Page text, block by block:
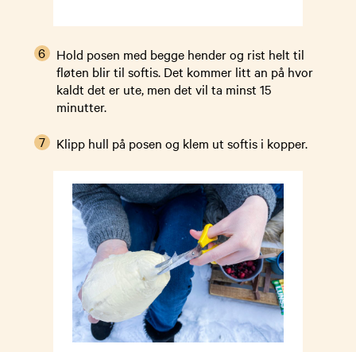
Hold posen med begge hender og rist helt til
fløten blir til softis. Det kommer litt an på hvor
kaldt det er ute, men det vil ta minst 15
minutter.
Klipp hull på posen og klem ut softis i kopper.